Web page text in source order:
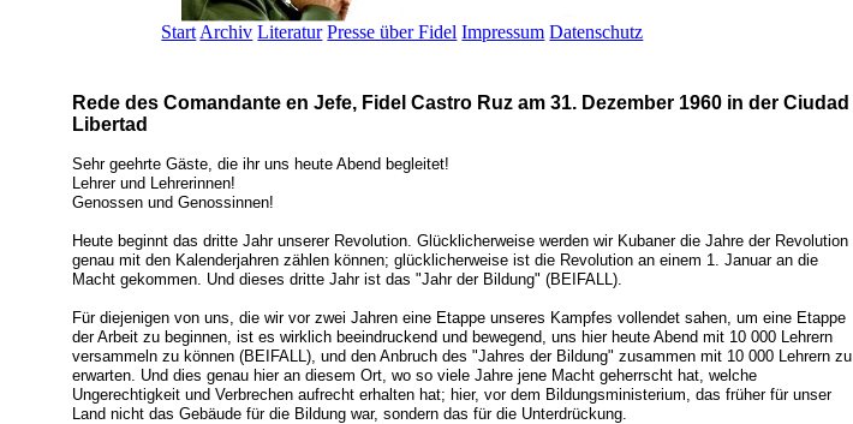
Start Archiv Literatur Presse über Fidel Impressum Datenschutz
Rede des Comandante en Jefe, Fidel Castro Ruz am 31. Dezember 1960 in der Ciudad
Libertad
Sehr geehrte Gäste, die ihr uns heute Abend begleitet!
Lehrer und Lehrerinnen!
Genossen und Genossinnen!
Heute beginnt das dritte Jahr unserer Revolution. Glücklicherweise werden wir Kubaner die Jahre der Revolution
genau mit den Kalenderjahren zählen können; glücklicherweise ist die Revolution an einem 1. Januar an die
Macht gekommen. Und dieses dritte Jahr ist das "Jahr der Bildung" (BEIFALL).
Für diejenigen von uns, die wir vor zwei Jahren eine Etappe unseres Kampfes vollendet sahen, um eine Etappe
der Arbeit zu beginnen, ist es wirklich beeindruckend und bewegend, uns hier heute Abend mit 10 000 Lehrern
versammeln zu können (BEIFALL), und den Anbruch des "Jahres der Bildung" zusammen mit 10 000 Lehrern zu
erwarten. Und dies genau hier an diesem Ort, wo so viele Jahre jene Macht geherrscht hat, welche
Ungerechtigkeit und Verbrechen aufrecht erhalten hat; hier, vor dem Bildungsministerium, das früher für unser
Land nicht das Gebäude für die Bildung war, sondern das für die Unterdrückung.